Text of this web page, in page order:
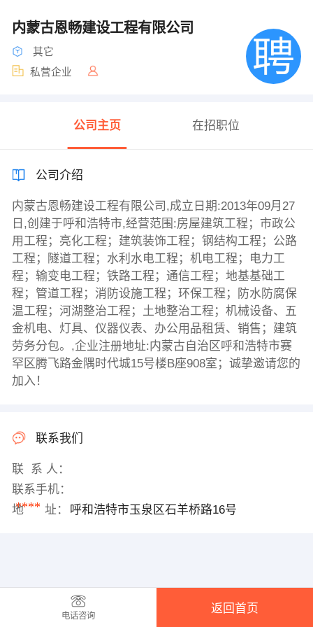
内蒙古恩畅建设工程有限公司
其它
私营企业
公司主页 在招职位
公司介绍
内蒙古恩畅建设工程有限公司,成立日期:2013年09月27
日,创建于呼和浩特市,经营范围:房屋建筑工程；市政公
用工程；亮化工程；建筑装饰工程；钢结构工程；公路
工程；隧道工程；水利水电工程；机电工程；电力工
程；输变电工程；铁路工程；通信工程；地基基础工
程；管道工程；消防设施工程；环保工程；防水防腐保
温工程；河湖整治工程；土地整治工程；机械设备、五
金机电、灯具、仪器仪表、办公用品租赁、销售；建筑
劳务分包。,企业注册地址:内蒙古自治区呼和浩特市赛
罕区腾飞路金隅时代城15号楼B座908室；诚挚邀请您的
加入！
联系我们
联 系 人：
联系手机：
****
地 址： 呼和浩特市玉泉区石羊桥路16号
电话咨询
返回首页